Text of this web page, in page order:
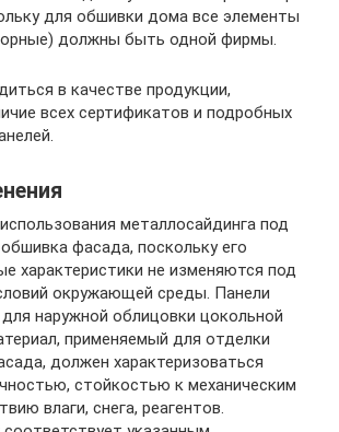
для обшивки дома все элементы
должны быть одной фирмы.
в качестве продукции,
всех сертификатов и подробных
металлосайдинга под
фасада, поскольку его
характеристики не изменяются под
окружающей среды. Панели
наружной облицовки цокольной
применяемый для отделки
должен характеризоваться
стойкостью к механическим
влаги, снега, реагентов.